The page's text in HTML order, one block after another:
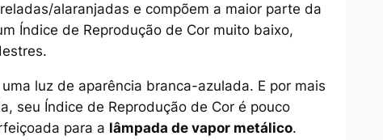
alaranjadas e compõem a maior parte da
Índice de Reprodução de Cor muito baixo,
luz de aparência branca-azulada. E por mais
seu Índice de Reprodução de Cor é pouco
para a lâmpada de vapor metálico.